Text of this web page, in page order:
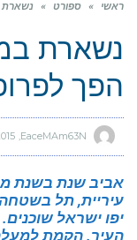
ראשי » ספורט » נשארת
נשארת
הפך
אביב שנת בשנת
עיריית, תל
יפו ישראל
העיר. הקמת